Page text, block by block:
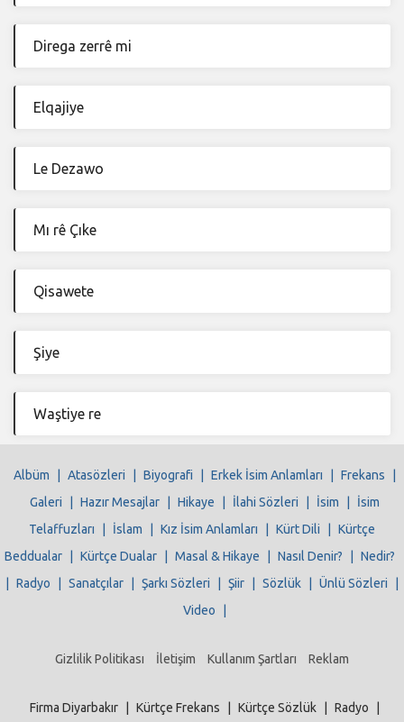
Direga zerrê mi
Elqajiye
Le Dezawo
Mı rê Çıke
Qisawete
Şiye
Waştiye re
Albüm Atasözleri Biyografi Erkek İsim Anlamları Frekans
Galeri
Hazır Mesajlar Hikaye İlahi Sözleri İsim
İsim
Telaffuzları
İslam Kız İsim Anlamları Kürt Dili
Kürtçe
Beddualar
Kürtçe Dualar Masal & Hikaye Nasıl Denir?
Nedir?
Radyo Sanatçılar Şarkı Sözleri Şiir Sözlük Ünlü Sözleri
Video
Gizlilik Politikası İletişim Kullanım Şartları Reklam
Firma Diyarbakır Kürtçe Frekans Kürtçe Sözlük Radyo